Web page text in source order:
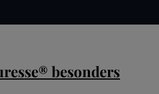
besonders